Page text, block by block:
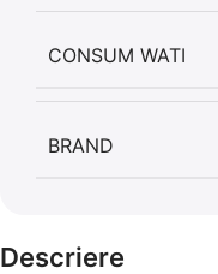
CONSUM WATI
BRAND
Descriere